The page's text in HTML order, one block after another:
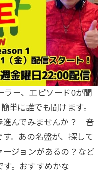
ー、エピソード0が聞
単に誰でも聞けます。
進んでみませんか？ 音
。あの名盤が、探して
ジョンがあるの？など
す。おすすめかな